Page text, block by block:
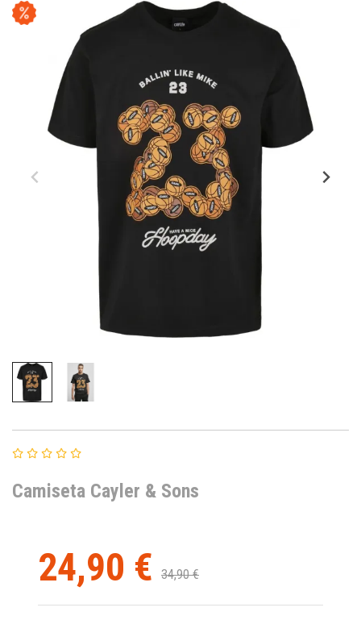
Camiseta Cayler & Sons
24,90 € 34,90 €